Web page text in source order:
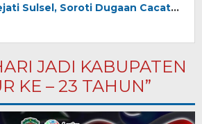
Sulsel, Soroti Dugaan Cacat
JADI KABUPATEN
KE – 23 TAHUN”